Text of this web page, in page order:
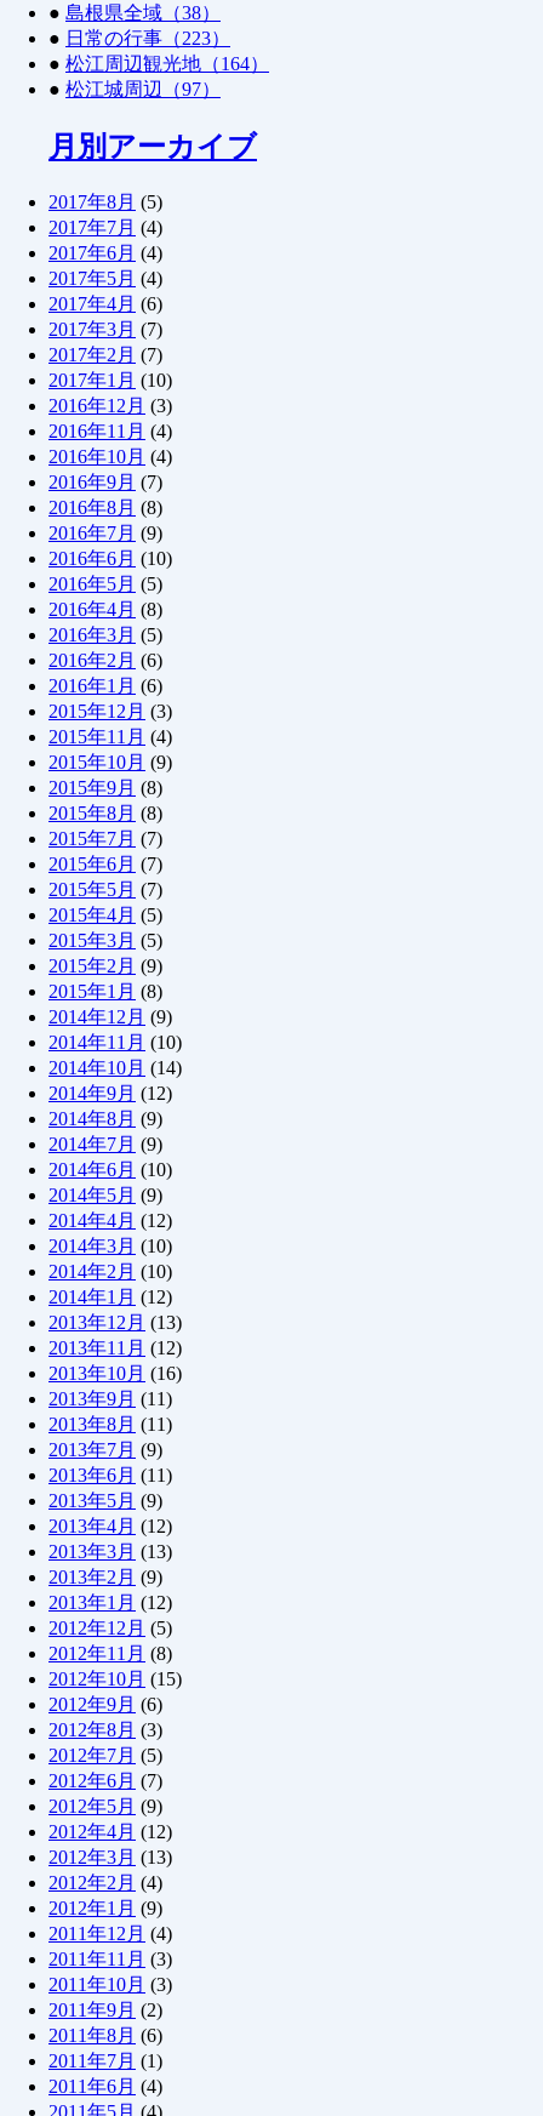
● 島根県全域（38）
● 日常の行事（223）
● 松江周辺観光地（164）
● 松江城周辺（97）
月別アーカイブ
2017年8月 (5)
2017年7月 (4)
2017年6月 (4)
2017年5月 (4)
2017年4月 (6)
2017年3月 (7)
2017年2月 (7)
2017年1月 (10)
2016年12月 (3)
2016年11月 (4)
2016年10月 (4)
2016年9月 (7)
2016年8月 (8)
2016年7月 (9)
2016年6月 (10)
2016年5月 (5)
2016年4月 (8)
2016年3月 (5)
2016年2月 (6)
2016年1月 (6)
2015年12月 (3)
2015年11月 (4)
2015年10月 (9)
2015年9月 (8)
2015年8月 (8)
2015年7月 (7)
2015年6月 (7)
2015年5月 (7)
2015年4月 (5)
2015年3月 (5)
2015年2月 (9)
2015年1月 (8)
2014年12月 (9)
2014年11月 (10)
2014年10月 (14)
2014年9月 (12)
2014年8月 (9)
2014年7月 (9)
2014年6月 (10)
2014年5月 (9)
2014年4月 (12)
2014年3月 (10)
2014年2月 (10)
2014年1月 (12)
2013年12月 (13)
2013年11月 (12)
2013年10月 (16)
2013年9月 (11)
2013年8月 (11)
2013年7月 (9)
2013年6月 (11)
2013年5月 (9)
2013年4月 (12)
2013年3月 (13)
2013年2月 (9)
2013年1月 (12)
2012年12月 (5)
2012年11月 (8)
2012年10月 (15)
2012年9月 (6)
2012年8月 (3)
2012年7月 (5)
2012年6月 (7)
2012年5月 (9)
2012年4月 (12)
2012年3月 (13)
2012年2月 (4)
2012年1月 (9)
2011年12月 (4)
2011年11月 (3)
2011年10月 (3)
2011年9月 (2)
2011年8月 (6)
2011年7月 (1)
2011年6月 (4)
2011年5月 (4)